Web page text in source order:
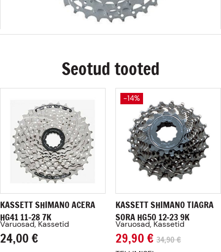
Seotud tooted
KASSETT SHIMANO ACERA
HG41 11-28 7K
Varuosad, Kassetid
24,00€
-14%
KASSETT SHIMANO TIAGRA
SORA HG50 12-23 9K
Varuosad, Kassetid
29,90€ 34,90€